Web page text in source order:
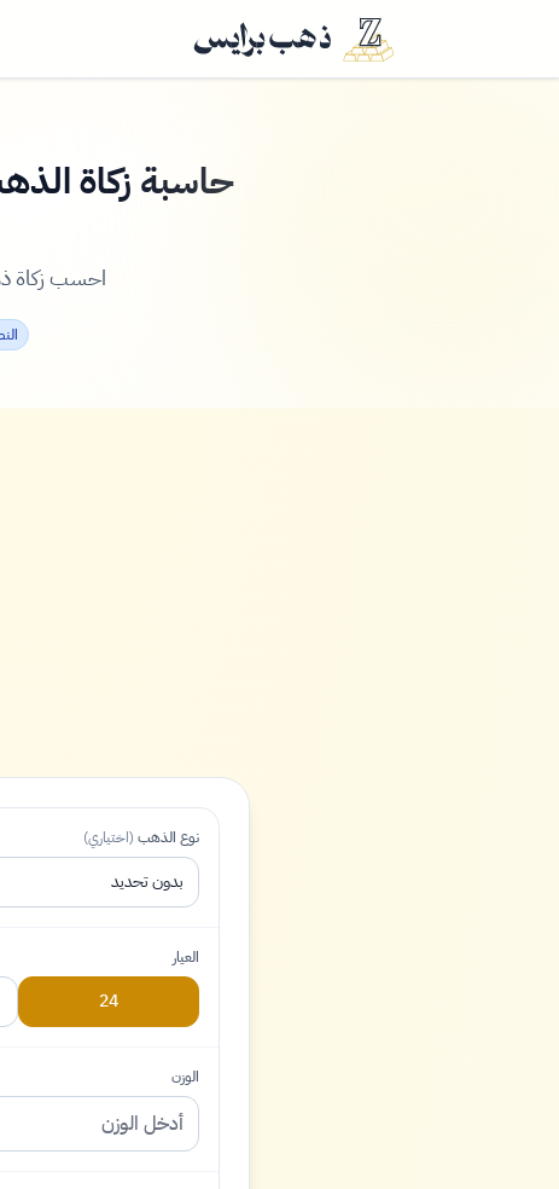
حاسبة زكاة
احسب زكاة
نوع الذهب (اختياري)
بدون تحديد
العيار
24
الوزن